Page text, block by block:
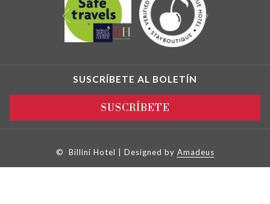
Anterior
SUSCRÍBETE AL BOLETÍN
SUSCRÍBETE
© Billini Hotel | Designed by Amadeus